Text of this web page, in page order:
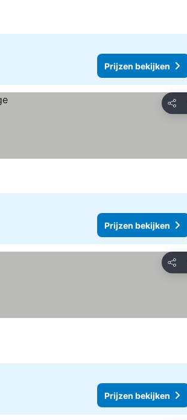
Prijzen bekijken
Delen
Prijzen bekijken
Delen
Prijzen bekijken